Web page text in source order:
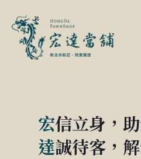
宏信立身，
達誠待客，